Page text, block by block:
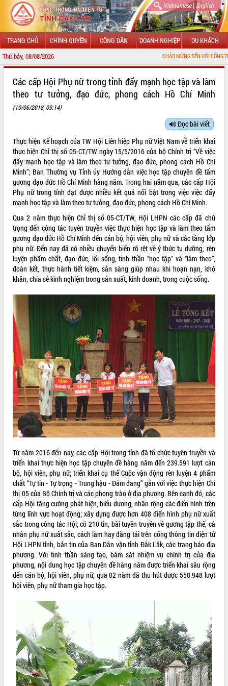
Vietnamese| English
TRANG CHỦ CHÍNH QUYỀN CÔNG DÂN DOANH NGHIỆP DU KHÁCH
Thứ bảy, 08/08/2026 CHÀO MỪNG ĐẾN VỚI CỔNG THÔNG TIN ĐIỆN TỬ
LÃNH ĐẠO UBND TỈNH
SỞ, BAN, NGÀNH
UBND CÁC XÃ, PHƯỜNG
THÔNG TIN CHỈ ĐẠO ĐIỀU HÀNH
HỆ THỐNG VĂN BẢN
VĂN BẢN HĐND TỈNH
ĐIỂM TIN VĂN BẢN
QUY HOẠCH - KẾ HOẠCH
VIDEO
Khám bệnh, cấp phát thuốc miễn phí
và tặng quà người dân xã Cư Pui
tháng 7/2026
Lễ truy tặng danh hiệu “Bà Mẹ Việt
Nam Anh hùng” và trao Huân chương
Lao động
UBND tỉnh Đắk Lắk triển khai nhiệm
vụ 6 tháng cuối năm 2026
Kỳ họp thứ Hai, Hội đồng nhân dân
ALBUM ẢNH
Các cấp Hội Phụ nữ trong tỉnh đẩy mạnh học tập và làm
theo tư tưởng, đạo đức, phong cách Hồ Chí Minh
(19/06/2018, 09:14)
Đọc bài viết
Thực hiện Kế hoạch của TW Hội Liên hiệp Phụ nữ Việt Nam về triển khai
thực hiện Chỉ thị số 05-CT/TW ngày 15/5/2016 của bộ Chính trị “Về việc
đẩy mạnh học tập và làm theo tư tưởng, đạo đức, phong cách Hồ Chí
Minh”; Ban Thường vụ Tỉnh ủy Hướng dẫn việc học tập chuyên đề tấm
gương đạo đức Hồ Chí Minh hàng năm. Trong hai năm qua, các cấp Hội
Phụ nữ trong tỉnh đạt được nhiều kết quả nổi bật trong việc việc đẩy
mạnh học tập và làm theo tư tưởng, đạo đức, phong cách Hồ Chí Minh.
Qua 2 năm thực hiện Chỉ thị số 05-CT/TW, Hội LHPN các cấp đã chú
trọng đến công tác tuyên truyền việc thực hiện học tập và làm theo tấm
gương đạo đức Hồ Chí Minh đến cán bộ, hội viên, phụ nữ và các tầng lớp
phụ nữ. Đến nay đã có nhiều chuyển biến rõ rệt về ý thức tu dưỡng, rèn
luyện phẩm chất, đạo đức, lối sống, tinh thần “học tập” và “làm theo”,
đoàn kết, thực hành tiết kiệm, sẵn sàng giúp nhau khi hoạn nạn, khó
khăn, chia sẻ kinh nghiệm trong sản xuất, kinh doanh, trong cuộc sống.
Từ năm 2016 đến nay, các cấp Hội trong tỉnh đã tổ chức tuyên truyền và
triển khai thực hiện học tập chuyên đề hàng năm đến 239.591 lượt cán
bộ, hội viên, phụ nữ; triển khai cụ thể Cuộc vận động rèn luyện 4 phẩm
chất “Tự tin - Tự trọng - Trung hậu - Đảm đang” gắn với việc thực hiện Chỉ
thị 05 của Bộ Chính trị và các phong trào ở địa phương. Bên cạnh đó, các
cấp Hội tăng cường phát hiện, biểu dương, nhân rộng các điển hình trên
từng lĩnh vực hoạt động; xây dựng được hơn 408 điển hình phụ nữ xuất
sắc trong công tác Hội; có 210 tin, bài tuyên truyền về gương tập thể, cá
nhân phụ nữ xuất sắc, cách làm hay đăng tải trên cổng thông tin điện tử
Hội LHPN tỉnh, bản tin của Ban Dân vận tỉnh Đắk Lắk, các trang báo địa
phương. Với tinh thần sáng tạo, bám sát nhiệm vụ chính trị của địa
phương, nội dung học tập chuyên đề hàng năm được triển khai sâu rộng
đến cán bộ, hội viên, phụ nữ, qua 02 năm đã thu hút được 558.948 lượt
hội viên, phụ nữ tham gia học tập.